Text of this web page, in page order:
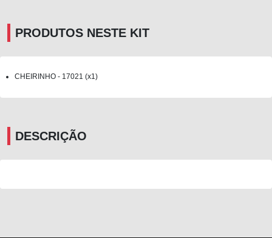
PRODUTOS NESTE KIT
CHEIRINHO - 17021 (x1)
DESCRIÇÃO